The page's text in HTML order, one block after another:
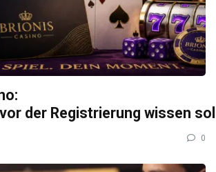
der Registrierung wissen
0